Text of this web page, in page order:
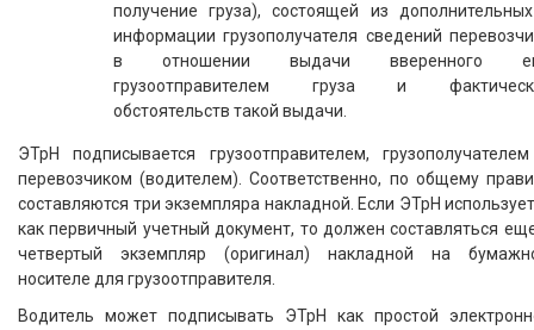
получение груза), состоящей из
информации грузополучателя сведений
в отношении выдачи вверенного
грузоотправителем груза и
обстоятельств такой выдачи.
ЭТрН подписывается грузоотправителем,
перевозчиком (водителем). Соответственно, по общему
составляются три экземпляра накладной. Если ЭТрН
как первичный учетный документ, то должен составляться
четвертый экземпляр (оригинал) накладной на
носителе для грузоотправителя.
Водитель может подписывать ЭТрН как простой